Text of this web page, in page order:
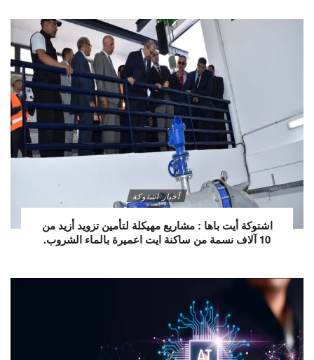
أخبار اشتوكة
اشتوكة أيت باها : مشاريع مهيكلة لتأمين تزويد أزيد من
10 آلاف نسمة من ساكنة ايت اعميرة بالماء الشروب.